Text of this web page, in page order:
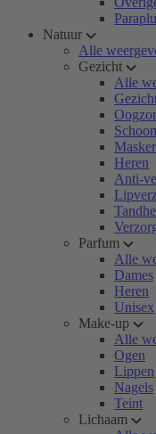
Natuur
Alle
Gezicht
Alle
Heren
Anti-
Parfum
Alle
Dames
Heren
Unisex
Make-up
Alle
Ogen
Lippen
Nagels
Teint
Lichaam